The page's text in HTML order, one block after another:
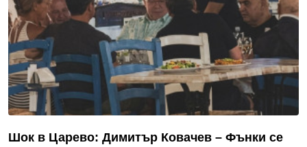
Шок в Царево: Димитър Ковачев – Фънки се